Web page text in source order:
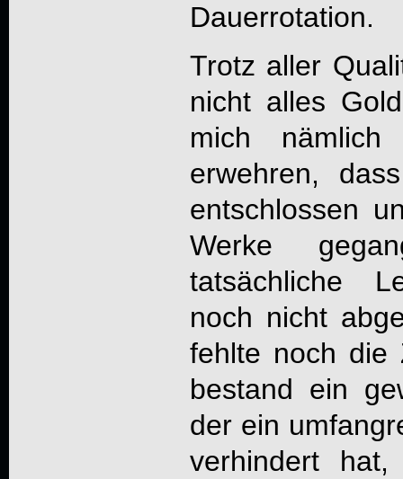
Dauerrotation.
Trotz aller
nicht alles
mich
erwehren,
entschlossen
Werke
tatsächliche
noch nicht
fehlte noch die
bestand ein
der ein
verhindert